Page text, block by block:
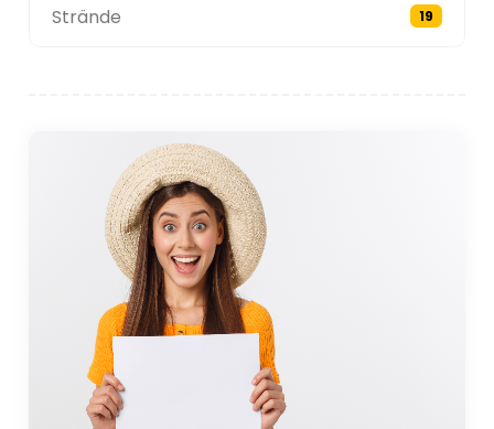
Strände 19